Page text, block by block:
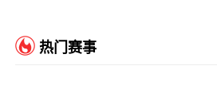
热门赛事